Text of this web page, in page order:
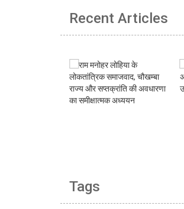
Recent Articles
Tags